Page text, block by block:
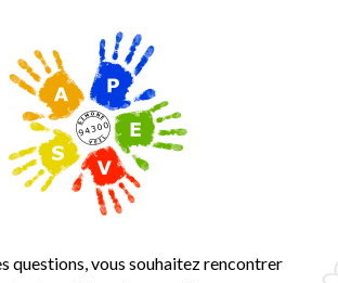
questions, vous souhaitez rencontrer